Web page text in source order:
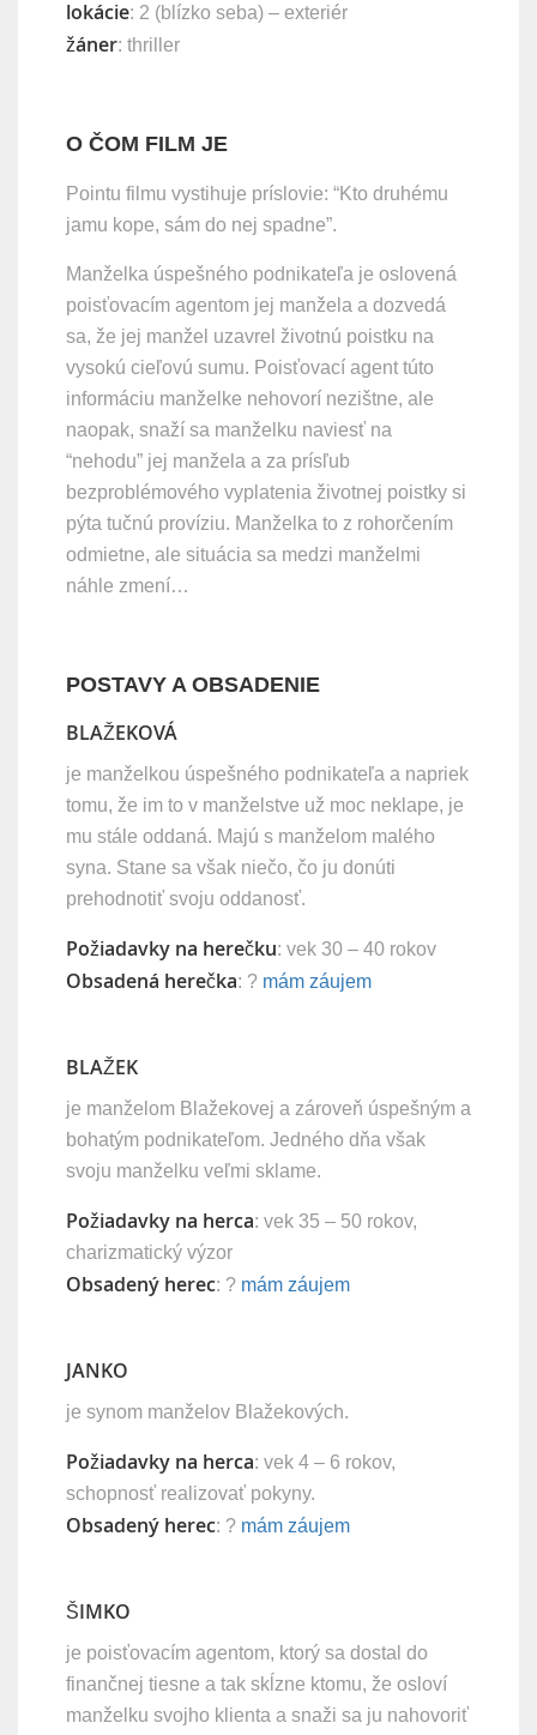
lokácie: 2 (blízko seba) – exteriér
žáner: thriller
O ČOM FILM JE
Pointu filmu vystihuje príslovie: “Kto druhému
jamu kope, sám do nej spadne”.
Manželka úspešného podnikateľa je oslovená
poisťovacím agentom jej manžela a dozvedá
sa, že jej manžel uzavrel životnú poistku na
vysokú cieľovú sumu. Poisťovací agent túto
informáciu manželke nehovorí nezištne, ale
naopak, snaží sa manželku naviesť na
“nehodu” jej manžela a za prísľub
bezproblémového vyplatenia životnej poistky si
pýta tučnú províziu. Manželka to z rohorčením
odmietne, ale situácia sa medzi manželmi
náhle zmení…
POSTAVY A OBSADENIE
BLAŽEKOVÁ
je manželkou úspešného podnikateľa a napriek
tomu, že im to v manželstve už moc neklape, je
mu stále oddaná. Majú s manželom malého
syna. Stane sa však niečo, čo ju donúti
prehodnotiť svoju oddanosť.
Požiadavky na herečku: vek 30 – 40 rokov
Obsadená herečka: ? mám záujem
BLAŽEK
je manželom Blažekovej a zároveň úspešným a
bohatým podnikateľom. Jedného dňa však
svoju manželku veľmi sklame.
Požiadavky na herca: vek 35 – 50 rokov,
charizmatický výzor
Obsadený herec: ? mám záujem
JANKO
je synom manželov Blažekových.
Požiadavky na herca: vek 4 – 6 rokov,
schopnosť realizovať pokyny.
Obsadený herec: ? mám záujem
ŠIMKO
je poisťovacím agentom, ktorý sa dostal do
finančnej tiesne a tak skĺzne ktomu, že osloví
manželku svojho klienta a snaži sa ju nahovoriť